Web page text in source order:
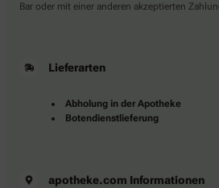
Bar oder mit einer anderen akzeptierten
Lieferarten
Abholung in der Apotheke
Botendienstlieferung
apotheke.com Informationen